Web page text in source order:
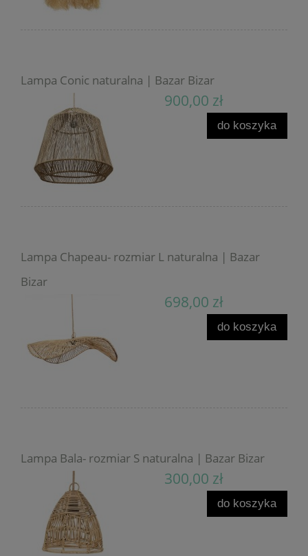
Lampa Conic naturalna | Bazar Bizar
900,00 zł
do koszyka
Lampa Chapeau- rozmiar L naturalna | Bazar
Bizar
698,00 zł
do koszyka
Lampa Bala- rozmiar S naturalna | Bazar Bizar
300,00 zł
do koszyka